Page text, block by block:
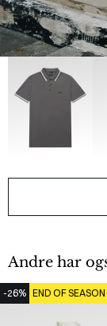
Andre har
-26% END OF SEASON